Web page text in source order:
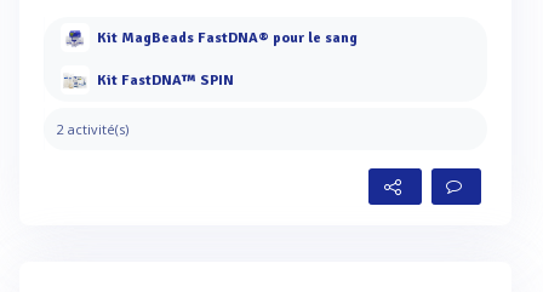
Kit MagBeads FastDNA® pour le sang
Kit FastDNA™ SPIN
2 activité(s)